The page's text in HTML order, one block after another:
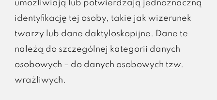
umożliwiają lub potwierdzają jednoznaczną
identyfikację tej osoby, takie jak wizerunek
twarzy lub dane daktyloskopijne. Dane te
należą do szczególnej kategorii danych
osobowych – do danych osobowych tzw.
wrażliwych.